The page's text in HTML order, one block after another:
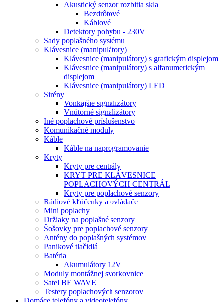
Akustický senzor rozbitia skla
Bezdrôtové
Káblové
Detektory pohybu - 230V
Sady poplašného systému
Klávesnice (manipulátory)
Klávesnice (manipulátory) s grafickým displejom
Klávesnice (manipulátory) s alfanumerickým
displejom
Klávesnice (manipulátory) LED
Sirény
Vonkajšie signalizátory
Vnútorné signalizátory
Iné poplachové príslušenstvo
Komunikačné moduly
Káble
Káble na naprogramovanie
Kryty
Kryty pre centrály
KRYT PRE KLÁVESNICE
POPLACHOVÝCH CENTRÁL
Kryty pre poplachové senzory
Rádiové kľúčenky a ovládače
Mini poplachy
Držiaky na poplašné senzory
Šošovky pre poplachové senzory
Antény do poplašných systémov
Panikové tlačidlá
Batéria
Akumulátory 12V
Moduly montážnej svorkovnice
Satel BE WAVE
Testery poplachových senzorov